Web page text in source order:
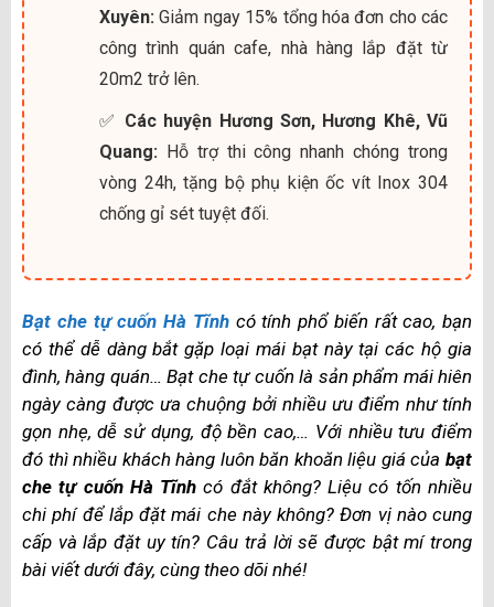
Xuyên: Giảm ngay 15% tổng hóa đơn cho các
công trình quán cafe, nhà hàng lắp đặt từ
20m2 trở lên.
✅ Các huyện Hương Sơn, Hương Khê, Vũ
Quang: Hỗ trợ thi công nhanh chóng trong
vòng 24h, tặng bộ phụ kiện ốc vít Inox 304
chống gỉ sét tuyệt đối.
Bạt che tự cuốn Hà Tĩnhcó tính phổ biến rất cao, bạn
có thể dễ dàng bắt gặp loại mái bạt này tại các hộ gia
đình, hàng quán… Bạt che tự cuốn là sản phẩm mái hiên
ngày càng được ưa chuộng bởi nhiều ưu điểm như tính
gọn nhẹ, dễ sử dụng, độ bền cao,… Với nhiều tưu điểm
đó thì nhiều khách hàng luôn băn khoăn liệu giá của bạt
che tự cuốn Hà Tĩnh có đắt không? Liệu có tốn nhiều
chi phí để lắp đặt mái che này không? Đơn vị nào cung
cấp và lắp đặt uy tín? Câu trả lời sẽ được bật mí trong
bài viết dưới đây, cùng theo dõi nhé!